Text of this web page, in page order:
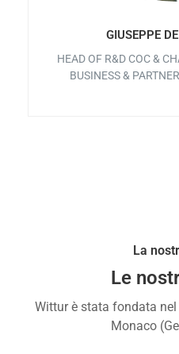
GIUSEPPE
HEAD OF R&D COC &
BUSINESS &
La
Le
Wittur è stata fondata
Monaco